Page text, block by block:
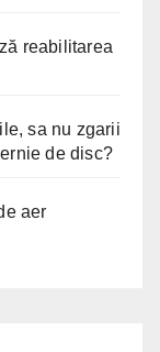
reabilitarea
sa nu zgarii
de disc?
aer